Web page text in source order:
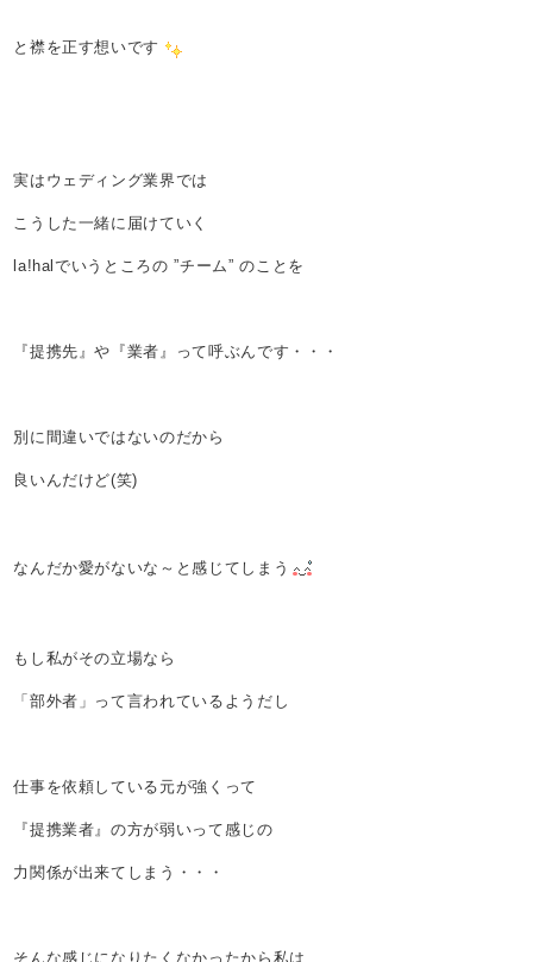
と襟を正す想いです
実はウェディング業界では
こうした一緒に届けていく
la!halでいうところの ”チーム” のことを
『提携先』や『業者』って呼ぶんです・・・
別に間違いではないのだから
良いんだけど(笑)
なんだか愛がないな～と感じてしまう
もし私がその立場なら
「部外者」って言われているようだし
仕事を依頼している元が強くって
『提携業者』の方が弱いって感じの
力関係が出来てしまう・・・
そんな感じになりたくなかったから私は